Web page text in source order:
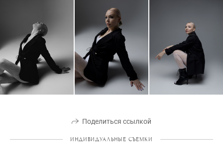
Поделиться ссылкой
ИНДИВИДУАЛЬНЫЕ СЪЕМКИ